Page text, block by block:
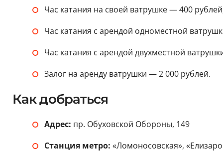
Час катания на своей ватрушке — 400
Час катания с арендой одноместной
Час катания с арендой двухместной
Залог на аренду ватрушки — 2 000 рублей.
Как добраться
Адрес: пр. Обуховской Обороны, 149
Станция метро: «Ломоносовская»,